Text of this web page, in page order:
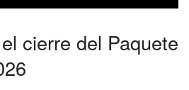
cierre del Paquete